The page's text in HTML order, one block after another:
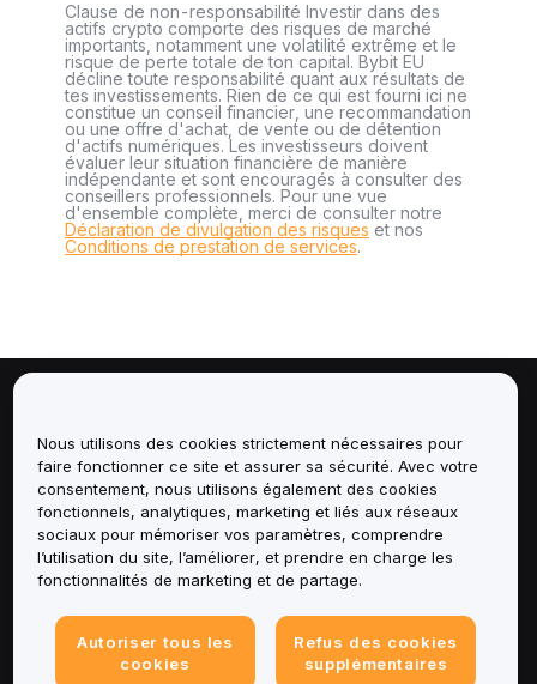
Clause de non-responsabilité Investir dans des
actifs crypto comporte des risques de marché
importants, notamment une volatilité extrême et le
risque de perte totale de ton capital. Bybit EU
décline toute responsabilité quant aux résultats de
tes investissements. Rien de ce qui est fourni ici ne
constitue un conseil financier, une recommandation
ou une offre d'achat, de vente ou de détention
d'actifs numériques. Les investisseurs doivent
évaluer leur situation financière de manière
indépendante et sont encouragés à consulter des
conseillers professionnels. Pour une vue
d'ensemble complète, merci de consulter notre
Déclaration de divulgation des risques et nos
Conditions de prestation de services.
Services
Assistance
Produits
Mentions légales
Nous utilisons des cookies strictement nécessaires pour
faire fonctionner ce site et assurer sa sécurité. Avec votre
consentement, nous utilisons également des cookies
fonctionnels, analytiques, marketing et liés aux réseaux
sociaux pour mémoriser vos paramètres, comprendre
l’utilisation du site, l’améliorer, et prendre en charge les
fonctionnalités de marketing et de partage.
Autoriser tous les
cookies
Refus des cookies
supplémentaires